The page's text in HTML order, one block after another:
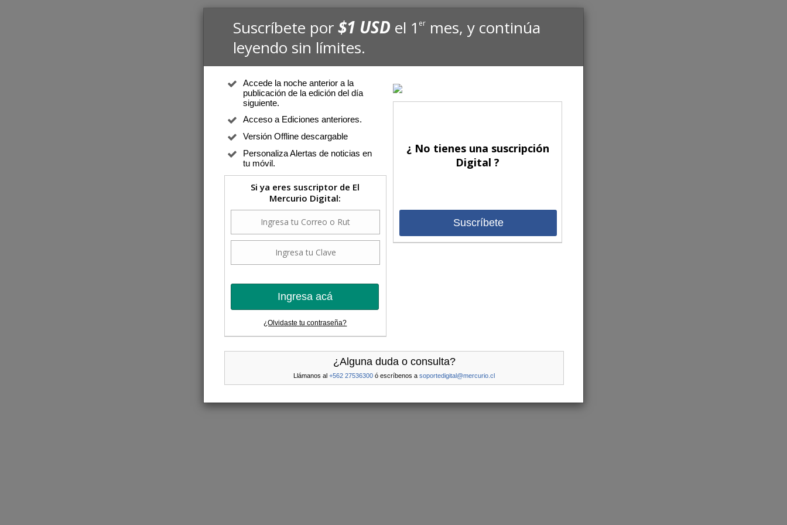
Suscríbete por$1 USD el 1er mes, y continúa
leyendo sin límites.
Accede la noche anterior a la
publicación de la edición del día
siguiente.
Acceso a Ediciones anteriores.
Versión Offline descargable
Personaliza Alertas de noticias en
tu móvil.
Si ya eres suscriptor de El
Mercurio Digital:
Ingresa acá
¿Olvidaste tu contraseña?
¿ No tienes una suscripción
Digital ?
Suscríbete
¿Alguna duda o consulta?
Llámanos al +562 27536300 ó escríbenos a soportedigital@mercurio.cl